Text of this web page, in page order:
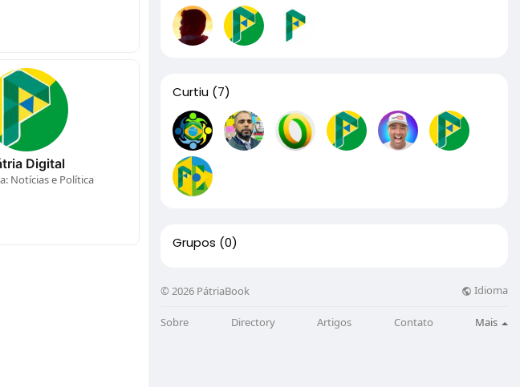
Digital
Notícias e Política
Curtiu (7)
Grupos (0)
© 2026 PátriaBook Idioma
Sobre Directory Artigos Contato Mais